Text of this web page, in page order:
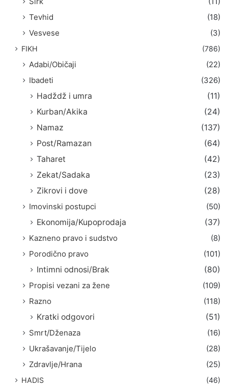
Tevhid
(18)
Vesvese
(3)
FIKH (786)
Adabi/Običaji
(22)
Ibadeti
(326)
Hadždž i umra
(11)
Kurban/Akika
(24)
Namaz
(137)
Post/Ramazan
(64)
Taharet
(42)
Zekat/Sadaka
(23)
Zikrovi i dove
(28)
Imovinski postupci
(50)
Ekonomija/Kupoprodaja
(37)
Kazneno pravo i sudstvo
(8)
Porodično pravo
(101)
Intimni odnosi/Brak
(80)
Propisi vezani za žene
(109)
Razno
(118)
Kratki odgovori
(51)
Smrt/Dženaza
(16)
Ukrašavanje/Tijelo
(28)
Zdravlje/Hrana
(25)
HADIS (46)